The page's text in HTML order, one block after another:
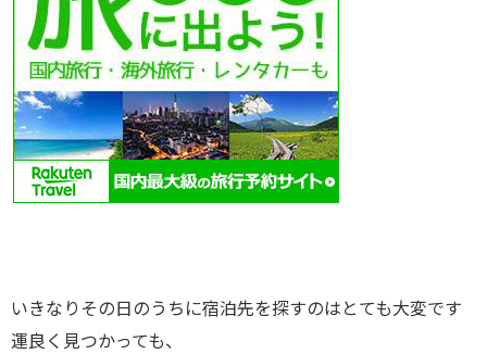
いきなりその日のうちに宿泊先を探すのはとても大変です
運良く見つかっても、